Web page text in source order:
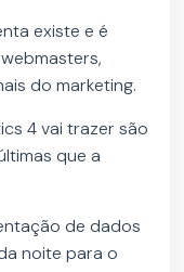
existe e é
do marketing.
4 vai trazer são
que a
de dados
noite para o